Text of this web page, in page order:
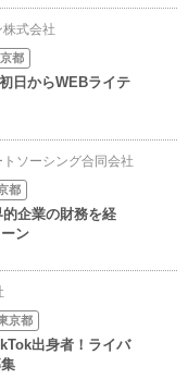
式会社
都
日からWEBライテ
ソーシング合同会社
都
的企業の財務を経
ン
京都
出身者！ライバ